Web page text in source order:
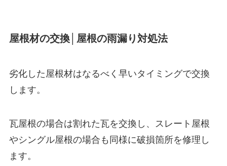
屋根材の交換│屋根の雨漏り対処法
劣化した屋根材はなるべく早いタイミングで交換
します。
瓦屋根の場合は割れた瓦を交換し、スレート屋根
やシングル屋根の場合も同様に破損箇所を修理し
ます。